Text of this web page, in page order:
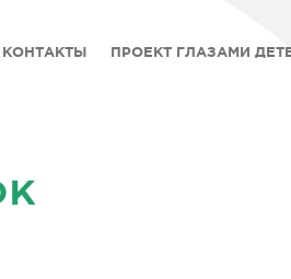
КОНТАКТЫ ПРОЕКТ ГЛАЗАМИ